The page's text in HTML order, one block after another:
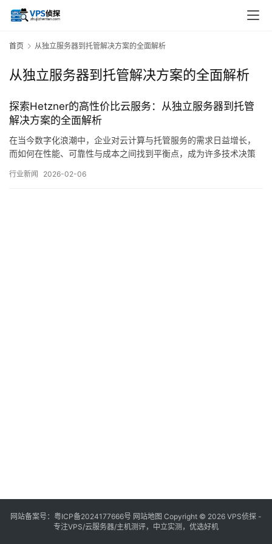
首页 从独立服务器到托管解决方案的全面解析
从独立服务器到托管解决方案的全面解析
探索Hetzner的高性价比云服务：从独立服务器到托管
解决方案的全面解析
在当今数字化浪潮中，企业对云计算与托管服务的需求日益增长，
而如何在性能、可靠性与成本之间找到平衡点，成为许多技术决策
老牌主机商，凭借其颇具竞争力的价格与稳定的服务质量，逐渐进
行业新闻 2026-02-06
网站备案号： 粤ICP备2024177666号 网站地图 Copyright © 2026 VPS侦探 -
专注VPS/云服务器/主机测评，中立实测，优选好机